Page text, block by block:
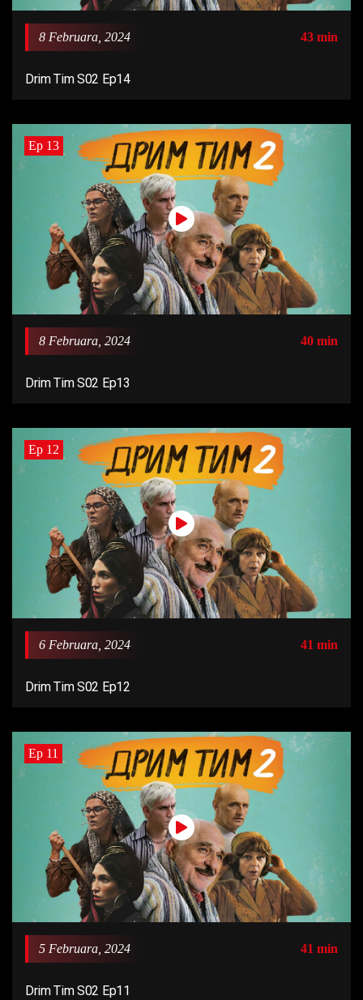
8 Februara, 2024 43 min
Drim Tim S02 Ep14
Ep 13
8 Februara, 2024 40 min
Drim Tim S02 Ep13
Ep 12
6 Februara, 2024 41 min
Drim Tim S02 Ep12
Ep 11
5 Februara, 2024 41 min
Drim Tim S02 Ep11